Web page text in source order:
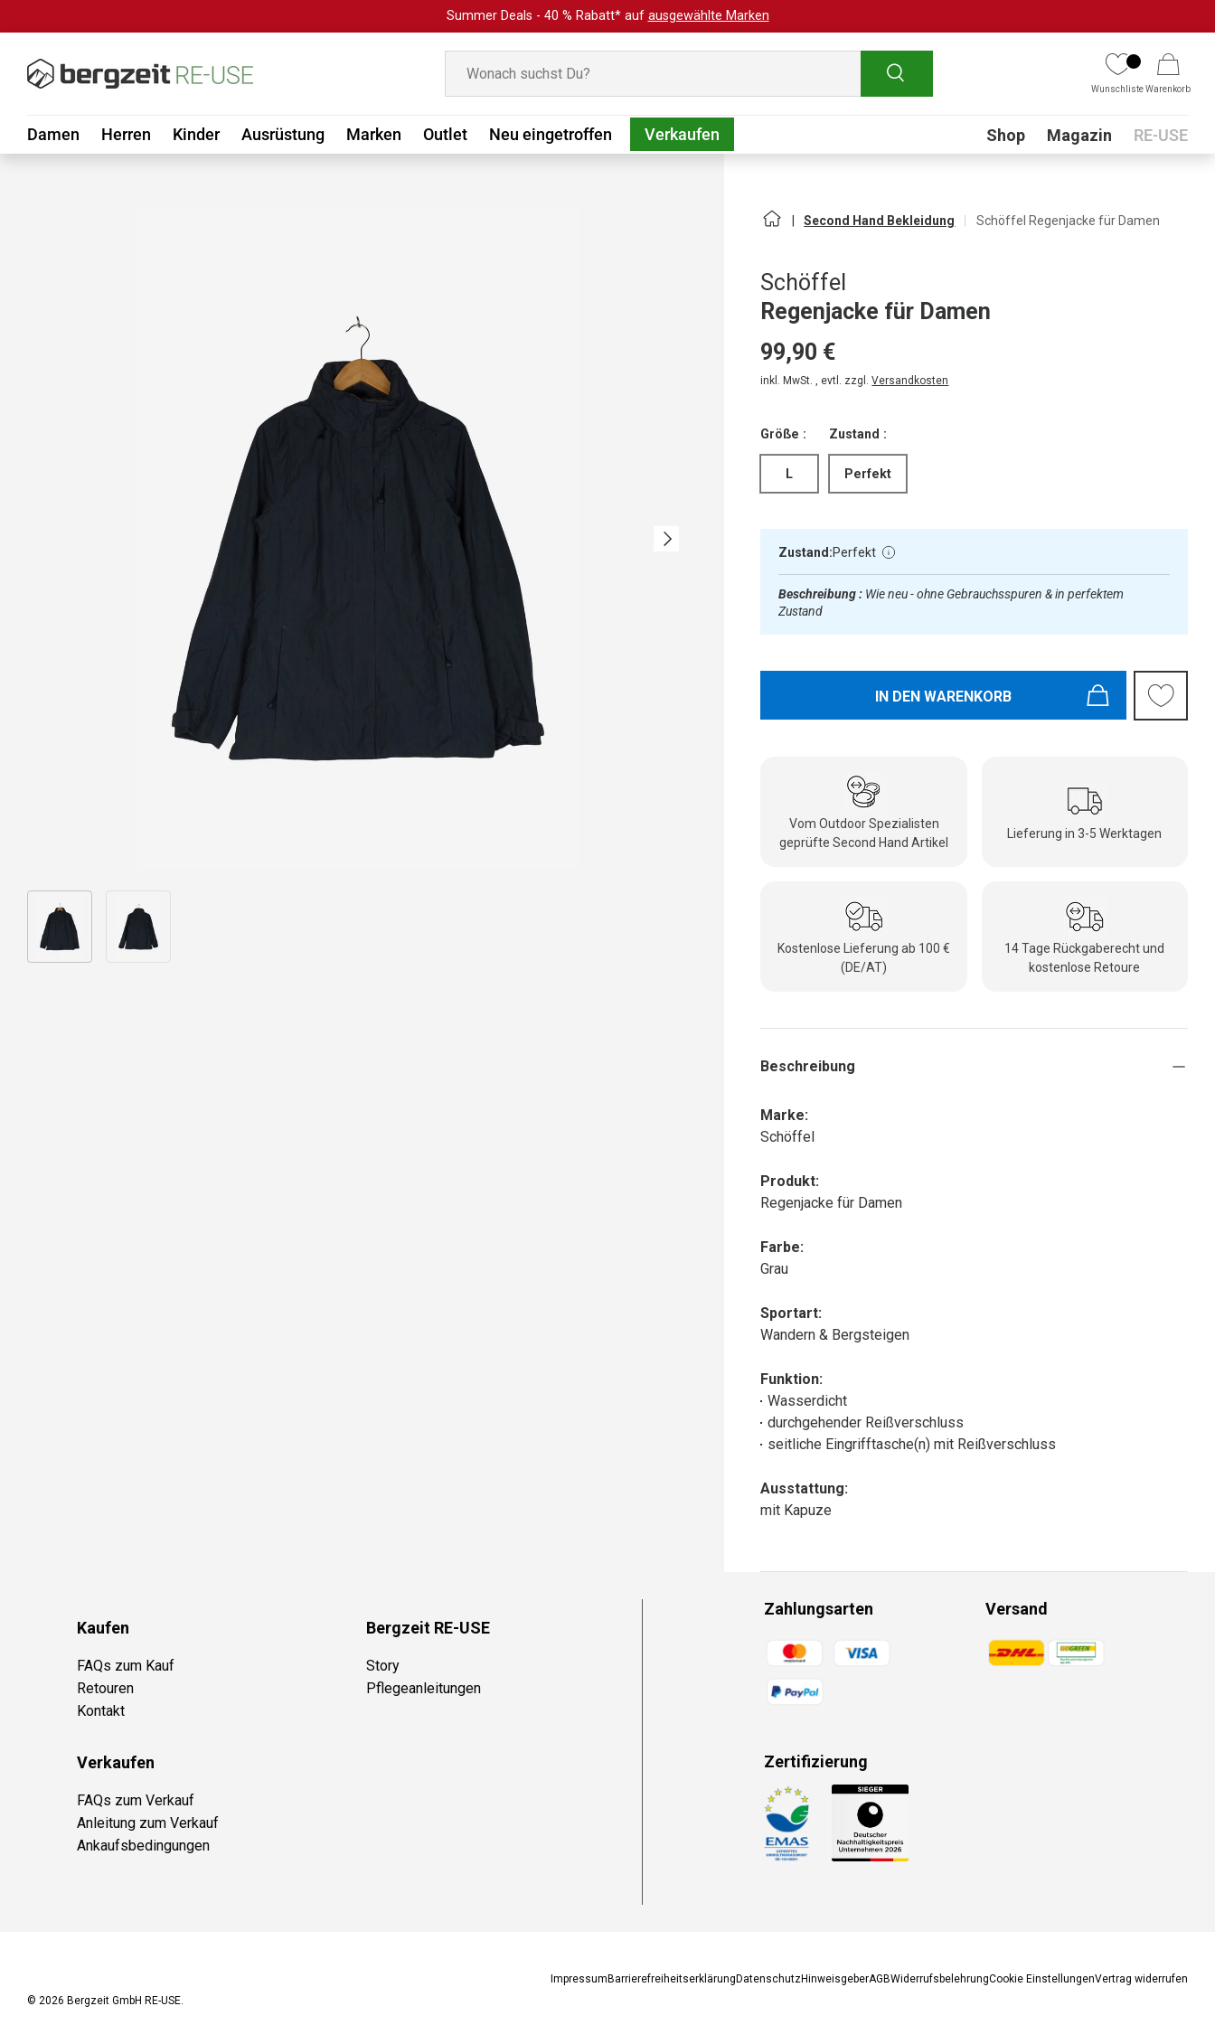
Summer Deals - 40 % Rabatt* auf ausgewählte Marken
Suchen
WunschlisteWarenkorb
Damen Herren Kinder Ausrüstung Marken Outlet Neu eingetroffen Verkaufen Submenu
Shop Magazin RE-USE
Nächste
Bild 1 in Galerieansicht laden
Second Hand Bekleidung Schöffel Regenjacke für Damen
Schöffel
Regenjacke für Damen
99,90 €
inkl. MwSt. , evtl. zzgl.Versandkosten
Größe :
L
Zustand :
Perfekt
Zustand:Perfekt
Beschreibung : Wie neu - ohne Gebrauchsspuren & in perfektem
Zustand
IN DEN WARENKORB
Vom Outdoor Spezialisten
geprüfte Second Hand Artikel
Lieferung in 3-5 Werktagen
Kostenlose Lieferung ab 100 €
(DE/AT)
14 Tage Rückgaberecht und
kostenlose Retoure
Beschreibung
Marke:
Schöffel
Produkt:
Regenjacke für Damen
Farbe:
Grau
Sportart:
Wandern & Bergsteigen
Funktion:
Wasserdicht
durchgehender Reißverschluss
seitliche Eingrifftasche(n) mit Reißverschluss
Ausstattung:
mit Kapuze
Kaufen
FAQs zum Kauf
Retouren
Kontakt
Bergzeit RE-USE
Story
Pflegeanleitungen
Verkaufen
FAQs zum Verkauf
Anleitung zum Verkauf
Ankaufsbedingungen
Zahlungsarten
Zahlungsmethoden
Versand
Zahlungsmethoden
Zertifizierung
Zahlungsmethoden
Impressum Barrierefreiheitserklärung DatenschutzHinweisgeberAGBWiderrufsbelehrungCookie EinstellungenVertrag widerrufen
© 2026 Bergzeit GmbH RE-USE.